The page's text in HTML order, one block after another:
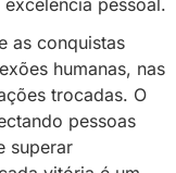
é no
mas também
perseverar